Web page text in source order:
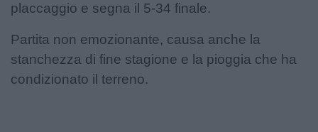
placcaggio e segna il 5-34 finale.
Partita non emozionante, causa anche la
stanchezza di fine stagione e la pioggia che ha
condizionato il terreno.